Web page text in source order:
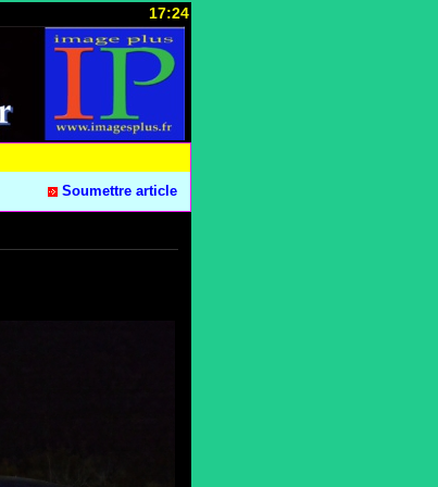
17:24
Soumettre article